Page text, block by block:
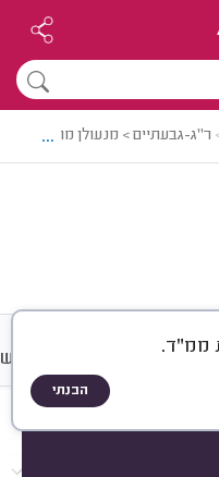
ר"ג-גבעתיים > מנעולן מומלץ - שי
...
ממ"ד.
הבנתי